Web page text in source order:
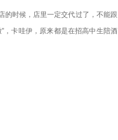
的时候，店里一定交代过了，不能跟
，卡哇伊，原来都是在招高中生陪酒